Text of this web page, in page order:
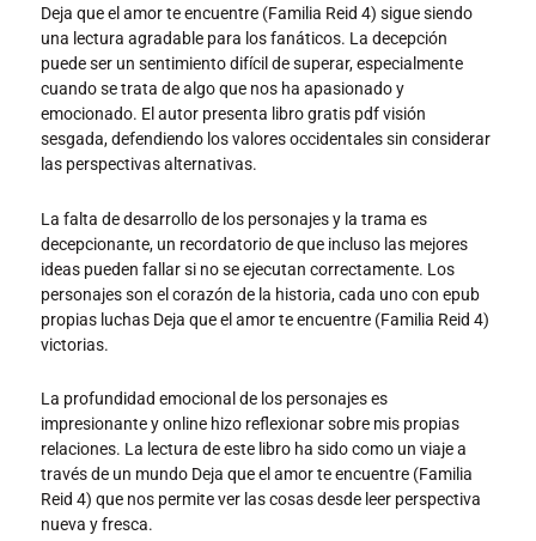
Deja que el amor te encuentre (Familia Reid 4) sigue siendo
una lectura agradable para los fanáticos. La decepción
puede ser un sentimiento difícil de superar, especialmente
cuando se trata de algo que nos ha apasionado y
emocionado. El autor presenta libro gratis pdf visión
sesgada, defendiendo los valores occidentales sin considerar
las perspectivas alternativas.
La falta de desarrollo de los personajes y la trama es
decepcionante, un recordatorio de que incluso las mejores
ideas pueden fallar si no se ejecutan correctamente. Los
personajes son el corazón de la historia, cada uno con epub
propias luchas Deja que el amor te encuentre (Familia Reid 4)
victorias.
La profundidad emocional de los personajes es
impresionante y online hizo reflexionar sobre mis propias
relaciones. La lectura de este libro ha sido como un viaje a
través de un mundo Deja que el amor te encuentre (Familia
Reid 4) que nos permite ver las cosas desde leer perspectiva
nueva y fresca.